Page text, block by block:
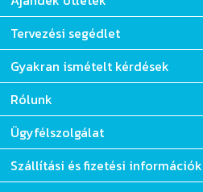
Ajándék ötletek
Tervezési segédlet
Gyakran ismételt kérdések
Rólunk
Ügyfélszolgálat
Szállítási és fizetési információk